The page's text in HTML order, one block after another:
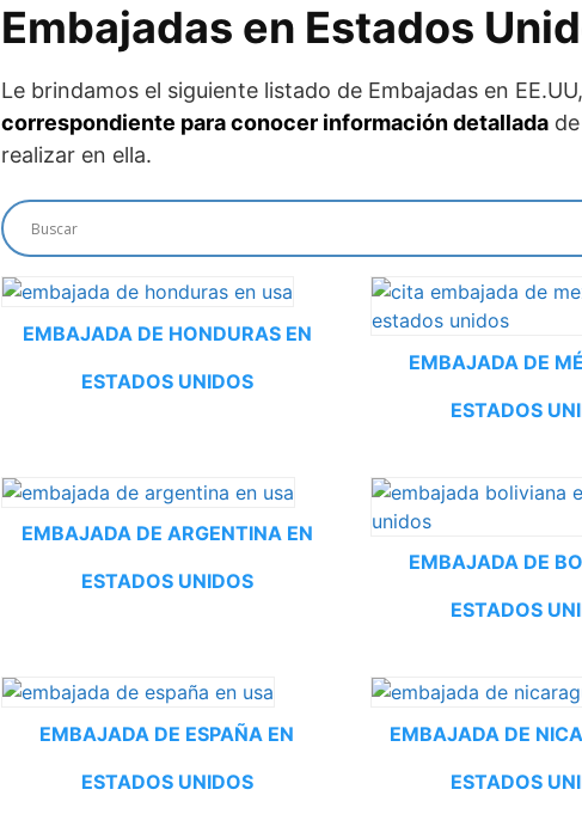
Embajadas en Estados
Le brindamos el siguiente listado de Embajadas en
correspondiente para conocer información detallada
realizar en ella.
EMBAJADA DE HONDURAS EN
ESTADOS UNIDOS
EMBAJADA DE
ESTADOS
EMBAJADA DE ARGENTINA EN
ESTADOS UNIDOS
EMBAJADA DE
ESTADOS
EMBAJADA DE ESPAÑA EN
ESTADOS UNIDOS
EMBAJADA DE
ESTADOS